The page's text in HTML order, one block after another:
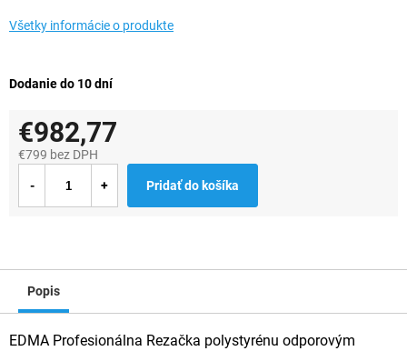
Dodanie do 10 dní
Všetky informácie o produkte
€982,77
€799 bez DPH
cena:
Pridať do košíka
Popis
EDMA Profesionálna Rezačka polystyrénu odporovým